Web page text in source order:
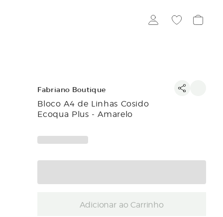
Fabriano Boutique
Bloco A4 de Linhas Cosido
Ecoqua Plus - Amarelo
Adicionar ao Carrinho